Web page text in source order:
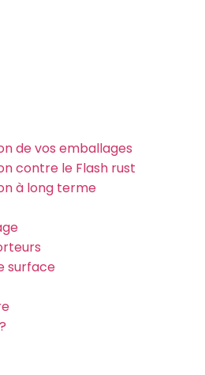
de vos emballages
contre le Flash rust
à long terme
surface